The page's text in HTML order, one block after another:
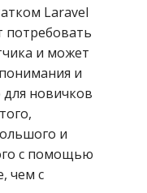
Laravel
потребовать
и может
и
для новичков
и
с помощью
чем с